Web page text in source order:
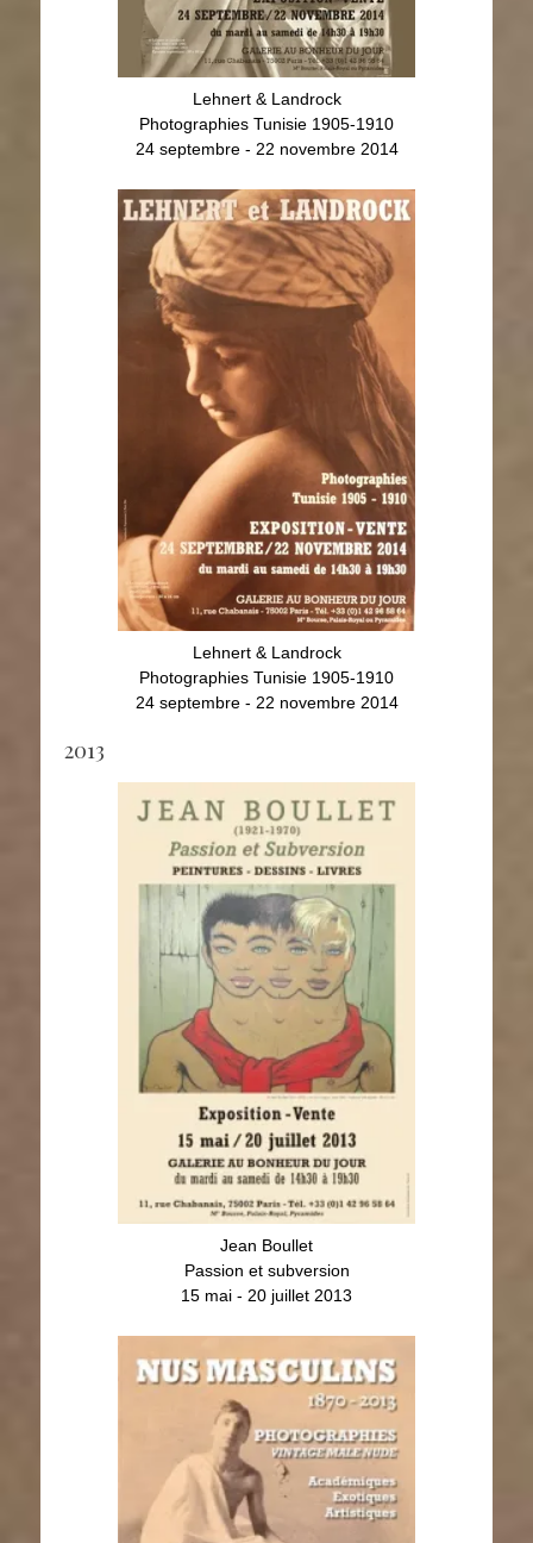
Lehnert & Landrock
Photographies Tunisie 1905-1910
24 septembre - 22 novembre 2014
Lehnert & Landrock
Photographies Tunisie 1905-1910
24 septembre - 22 novembre 2014
Lehnert & Landrock
Photographies Tunisie 1905-1910
24 septembre - 22 novembre 2014
2013
Jean Boullet
Passion et subversion
15 mai - 20 juillet 2013
Jean Boullet
Passion et subversion
15 mai - 20 juillet 2013
Nus masculins (1870-2013)
Photographies
25 sept - 30 nov 2013